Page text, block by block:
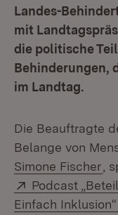
Landes-
mit
die politische
Behinderungen,
im Landtag.
Die Beauftragte
Belange von
Simone Fischer ,
Extern:
Podcast
Einfach Inklusion“